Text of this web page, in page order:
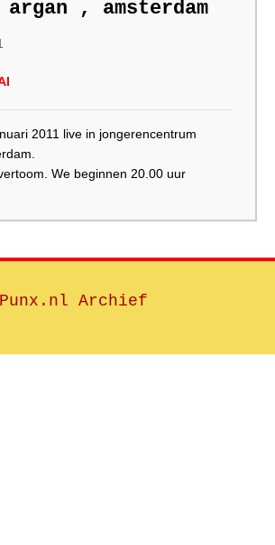
argan , amsterdam
2011 live in jongerencentrum
We beginnen 20.00 uur
Punx.nl Archief